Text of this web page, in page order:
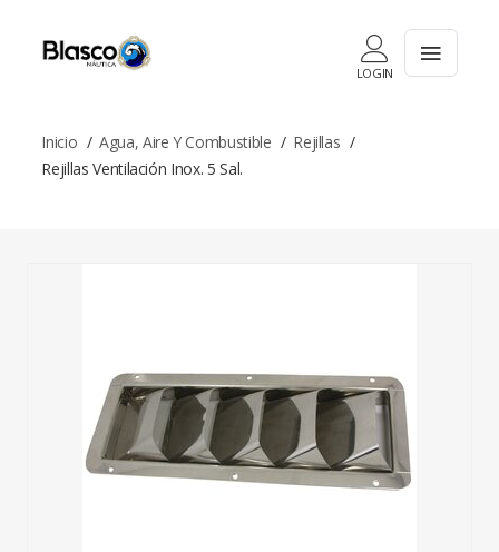
LOGIN
Inicio Agua, Aire Y Combustible
Rejillas
Rejillas Ventilación Inox. 5 Sal.